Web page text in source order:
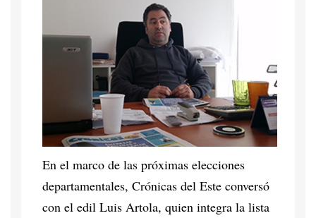
En el marco de las próximas elecciones
departamentales, Crónicas del Este conversó
con el edil Luis Artola, quien integra la lista